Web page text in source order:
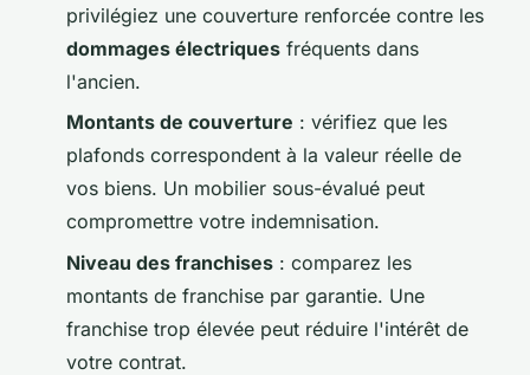
privilégiez une couverture renforcée contre les
dommages électriques fréquents dans
l'ancien.
Montants de couverture : vérifiez que les
plafonds correspondent à la valeur réelle de
vos biens. Un mobilier sous-évalué peut
compromettre votre indemnisation.
Niveau des franchises : comparez les
montants de franchise par garantie. Une
franchise trop élevée peut réduire l'intérêt de
votre contrat.